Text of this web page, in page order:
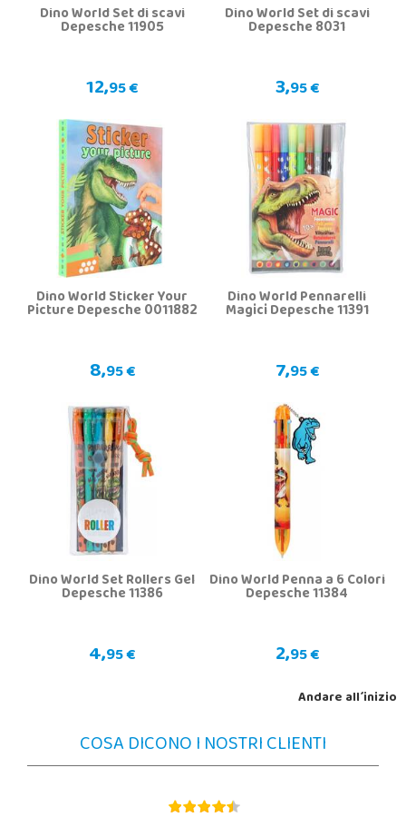
Dino World Set di scavi
Depesche 11905
12,95 €
Dino World Set di scavi
Depesche 8031
3,95 €
Dino World Sticker Your
Picture Depesche 0011882
8,95 €
Dino World Pennarelli
Magici Depesche 11391
7,95 €
Dino World Set Rollers Gel
Depesche 11386
4,95 €
Dino World Penna a 6 Colori
Depesche 11384
2,95 €
Andare all´inizio
COSA DICONO I NOSTRI CLIENTI